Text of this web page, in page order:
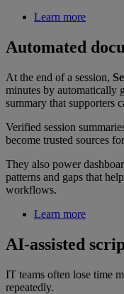
Learn more
Automated
At the end of a session,
minutes by automatically
summary that supporters
Verified session
become trusted sources
They also power
patterns and gaps that
workflows.
Learn more
AI-assisted
IT teams often lose time
repeatedly.